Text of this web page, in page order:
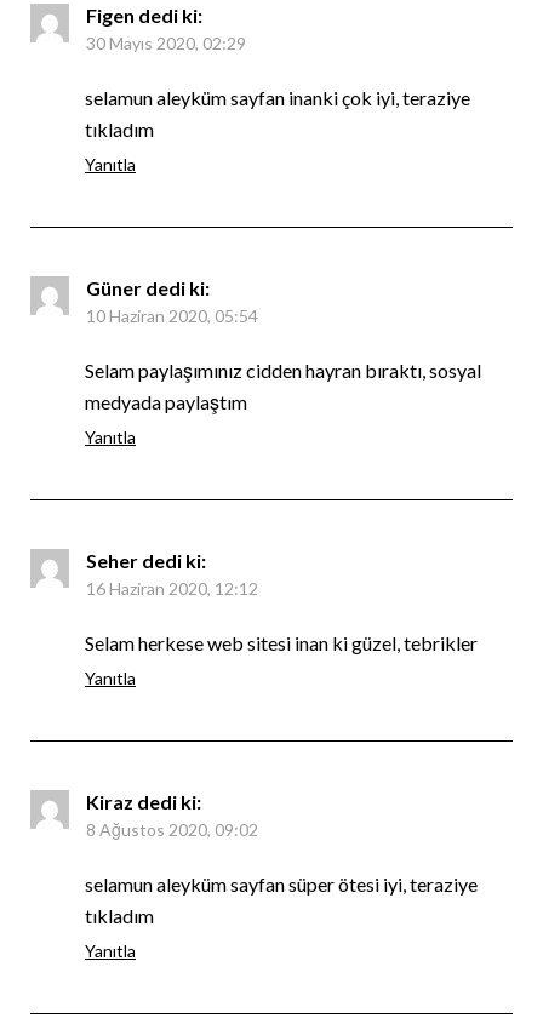
Figen dedi ki:
30 Mayıs 2020, 02:29
selamun aleyküm sayfan inanki çok iyi, teraziye
tıkladım
Yanıtla
Güner dedi ki:
10 Haziran 2020, 05:54
Selam paylaşımınız cidden hayran bıraktı, sosyal
medyada paylaştım
Yanıtla
Seher dedi ki:
16 Haziran 2020, 12:12
Selam herkese web sitesi inan ki güzel, tebrikler
Yanıtla
Kiraz dedi ki:
8 Ağustos 2020, 09:02
selamun aleyküm sayfan süper ötesi iyi, teraziye
tıkladım
Yanıtla